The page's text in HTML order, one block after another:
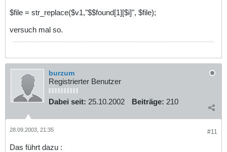
$file = str_replace($v1,"$$found[1][$i]", $file);
versuch mal so.
burzum
Registrierter Benutzer
Dabei seit: 25.10.2002 Beiträge: 210
#11
28.09.2003, 21:35
Das führt dazu :